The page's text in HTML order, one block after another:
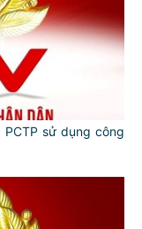
sử dụng công